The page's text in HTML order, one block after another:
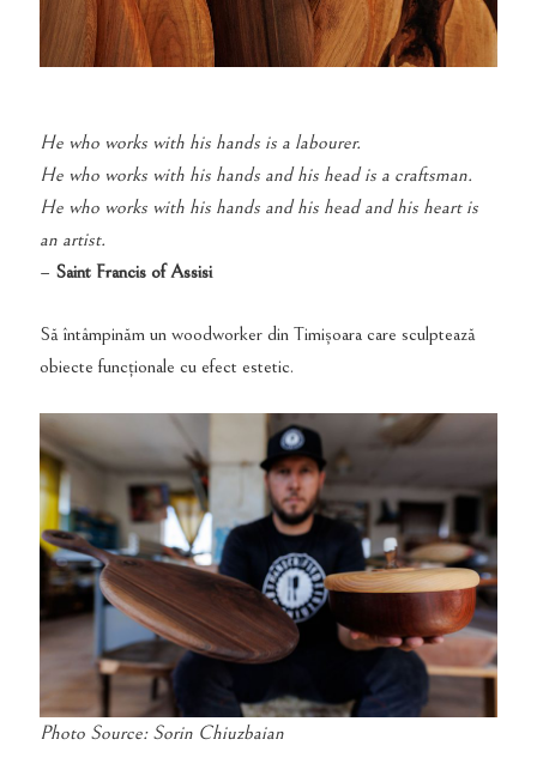
He who works with his hands is a labourer.
He who works with his hands and his head is a craftsman.
He who works with his hands and his head and his heart is
an artist.
– Saint Francis of Assisi
Să întâmpinăm un woodworker din Timișoara care sculptează
obiecte funcționale cu efect estetic.
Photo Source: Sorin Chiuzbaian